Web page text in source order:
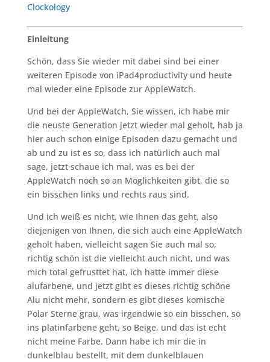
Clockology
Einleitung
Schön, dass Sie wieder mit dabei sind bei einer
weiteren Episode von iPad4productivity und heute
mal wieder eine Episode zur AppleWatch.
Und bei der AppleWatch, Sie wissen, ich habe mir
die neuste Generation jetzt wieder mal geholt, hab ja
hier auch schon einige Episoden dazu gemacht und
ab und zu ist es so, dass ich natürlich auch mal
sage, jetzt schaue ich mal, was es bei der
AppleWatch noch so an Möglichkeiten gibt, die so
ein bisschen links und rechts raus sind.
Und ich weiß es nicht, wie Ihnen das geht, also
diejenigen von Ihnen, die sich auch eine AppleWatch
geholt haben, vielleicht sagen Sie auch mal so,
richtig schön ist die vielleicht auch nicht, und was
mich total gefrusttet hat, ich hatte immer diese
alufarbene, und jetzt gibt es dieses richtig schöne
Alu nicht mehr, sondern es gibt dieses komische
Polar Sterne grau, was irgendwie so ein bisschen, so
ins platinfarbene geht, so Beige, und das ist echt
nicht meine Farbe. Dann habe ich mir die in
dunkelblau bestellt, mit dem dunkelblauen